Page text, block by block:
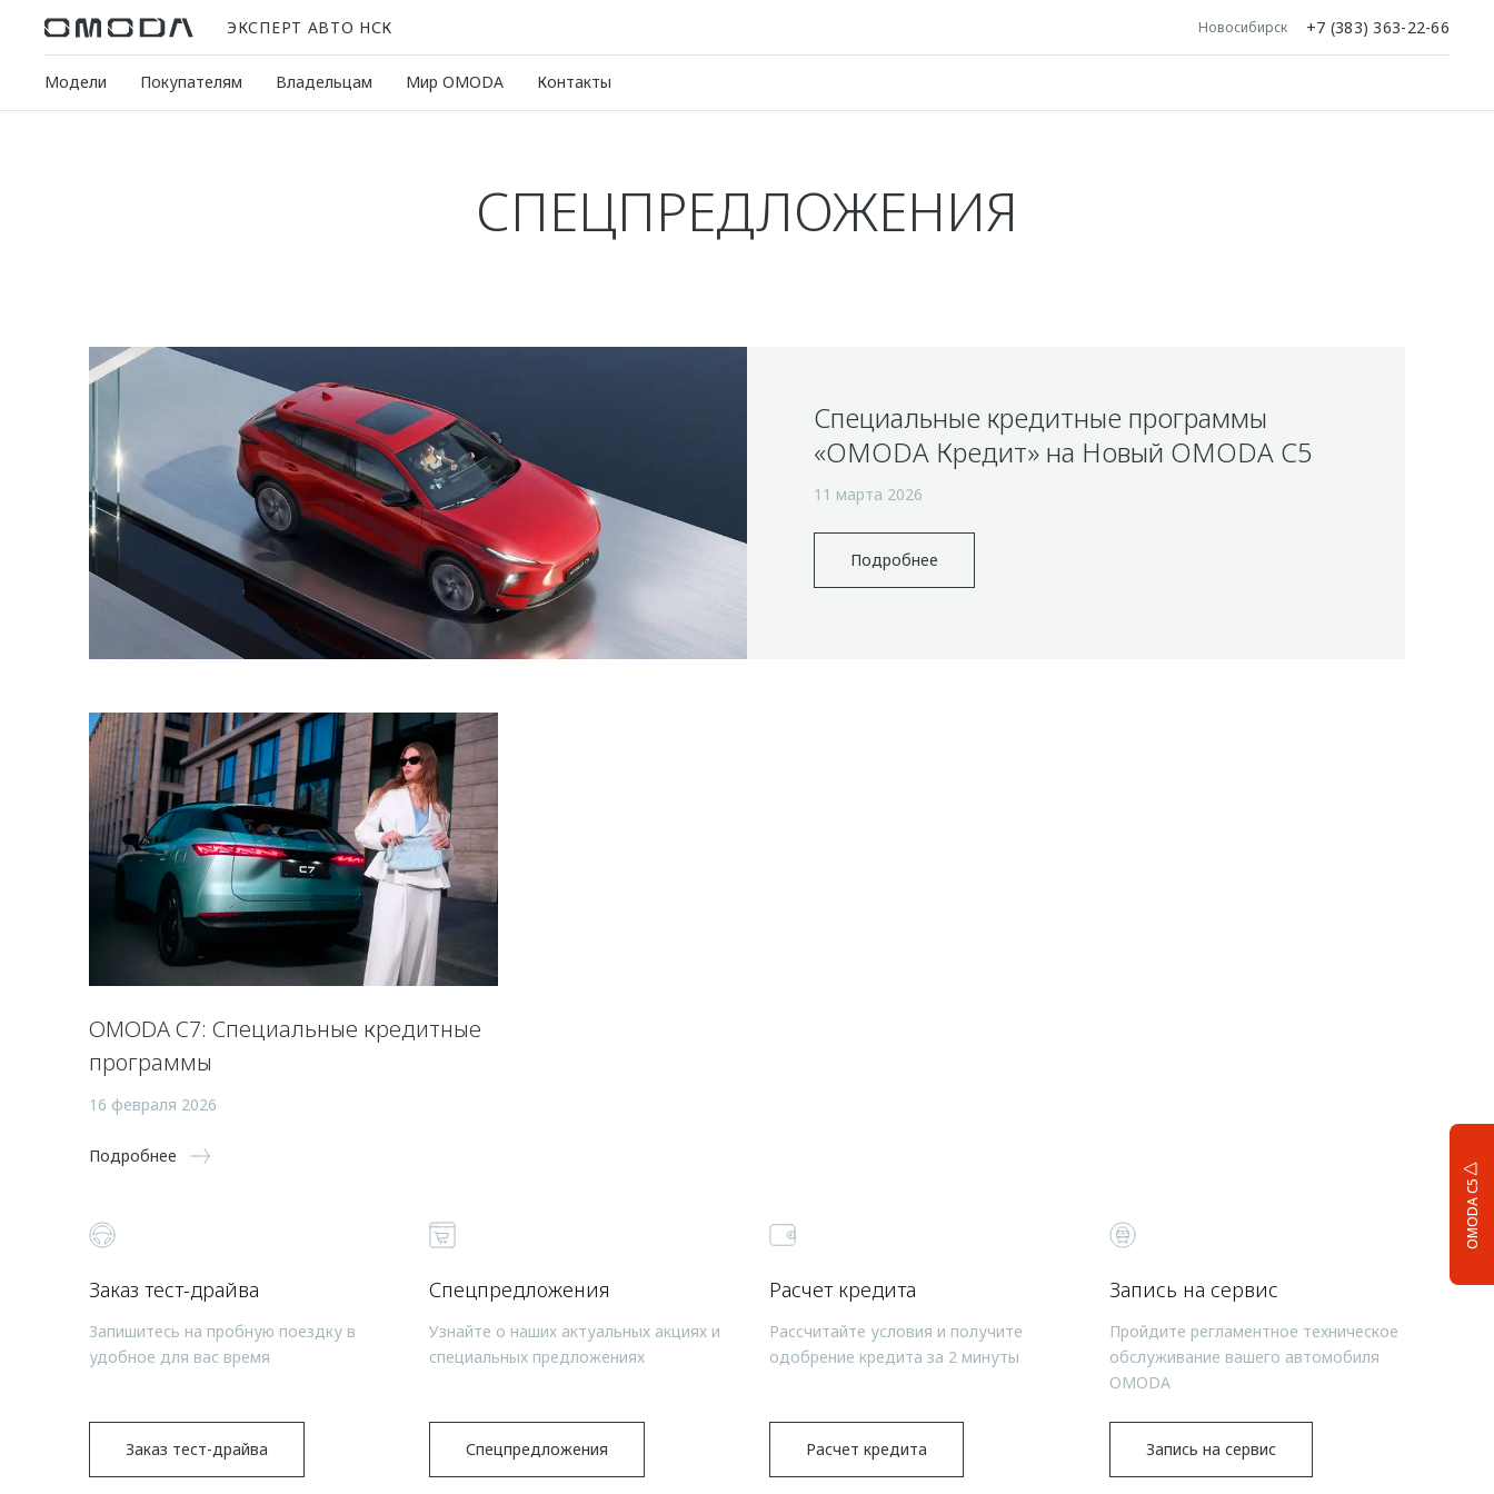
ЭКСПЕРТ АВТО НСК Новосибирск +7 (383) 363-22-66
Модели Покупателям Владельцам Мир OMODA Контакты
OMODA C5
СПЕЦПРЕДЛОЖЕНИЯ
Специальные кредитные программы
«OMODA Кредит» на Новый OMODA C5
11 марта 2026
Подробнее
OMODA C7: Специальные кредитные
программы
16 февраля 2026
Подробнее
Заказ тест-драйва
Запишитесь на пробную поездку в
удобное для вас время
Заказ тест-драйва
Спецпредложения
Узнайте о наших актуальных акциях и
специальных предложениях
Спецпредложения
Расчет кредита
Рассчитайте условия и получите
одобрение кредита за 2 минуты
Расчет кредита
Запись на сервис
Пройдите регламентное техническое
обслуживание вашего автомобиля
OMODA
Запись на сервис